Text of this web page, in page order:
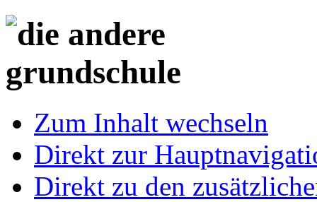
Zum Inhalt wechseln
Direkt zur
Direkt zu den